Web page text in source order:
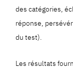
des catégories,
réponse,
du test).
Les résultats